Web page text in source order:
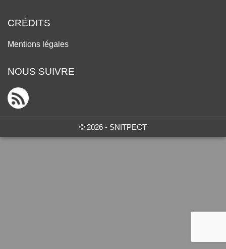
CRÉDITS
Mentions légales
NOUS SUIVRE
© 2026 - SNITPECT